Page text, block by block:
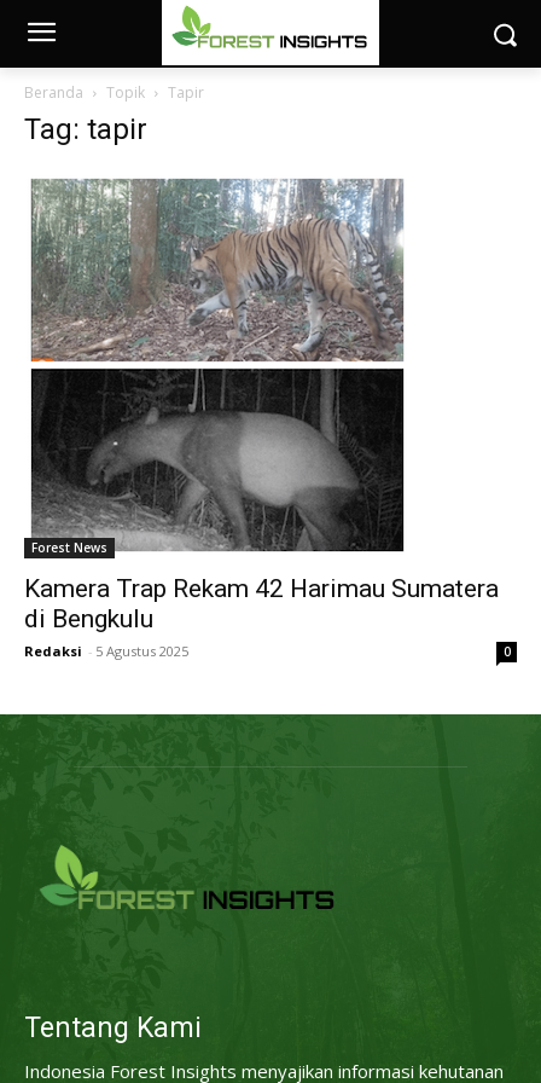
Beranda Topik Tapir
Tag: tapir
Forest News
Kamera Trap Rekam 42 Harimau Sumatera
di Bengkulu
Redaksi - 5 Agustus 2025 0
Tentang Kami
Indonesia Forest Insights menyajikan informasi kehutanan